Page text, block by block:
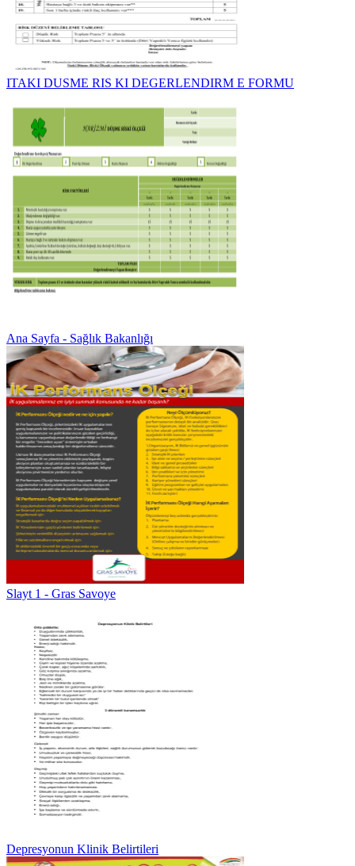
ITAKI DUSME RIS KI DEGERLENDIRM E FORMU
Ana Sayfa - Sağlık Bakanlığı
Slayt 1 - Gras Savoye
Depresyonun Klinik Belirtileri